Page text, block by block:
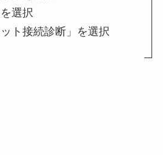
選択
ット接続診断」を選択